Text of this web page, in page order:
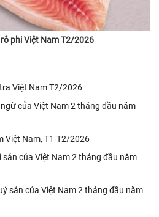
phi Việt Nam T2/2026
Việt Nam T2/2026
của Việt Nam 2 tháng đầu năm
Việt Nam, T1-T2/2026
của Việt Nam 2 tháng đầu năm
sản của Việt Nam 2 tháng đầu năm